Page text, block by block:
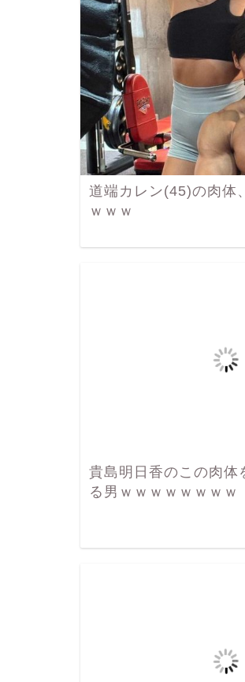
道端カレン(45)の肉体
ｗｗｗ
貴島明日香のこの肉体
る男ｗｗｗｗｗｗｗｗ